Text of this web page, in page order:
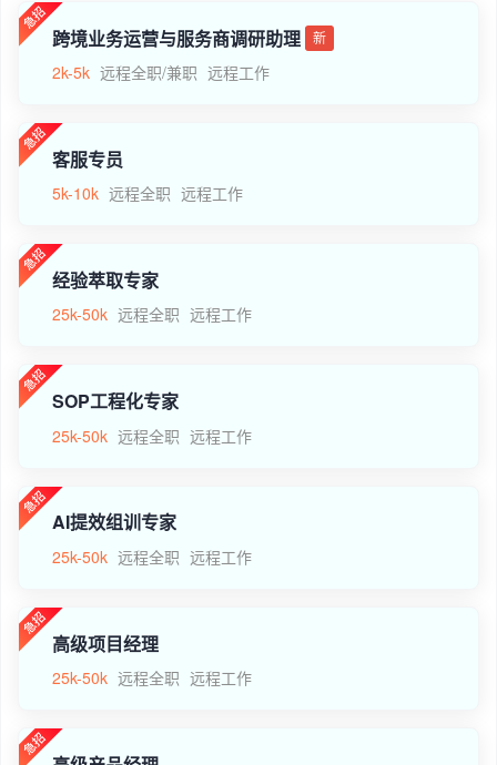
跨境业务运营与服务商调研助理 新
2k-5k 远程全职/兼职 远程工作
客服专员
5k-10k 远程全职 远程工作
经验萃取专家
25k-50k 远程全职 远程工作
SOP工程化专家
25k-50k 远程全职 远程工作
AI提效组训专家
25k-50k 远程全职 远程工作
高级项目经理
25k-50k 远程全职 远程工作